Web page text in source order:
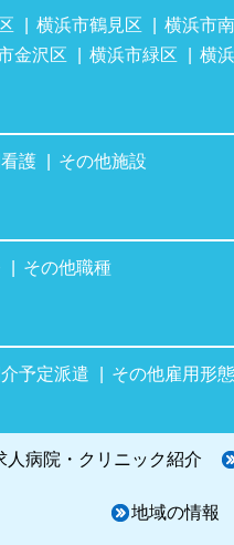
横浜市鶴見区 横浜市
金沢区 横浜市緑区 横
護 その他施設
その他職種
予定派遣 その他雇用形態
人病院・クリニック紹介
地域の情報